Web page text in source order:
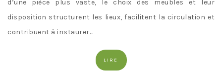
d’une pièce plus vaste, le choix des meubles et leur
disposition structurent les lieux, facilitent la circulation et
contribuent à instaurer…
LIRE